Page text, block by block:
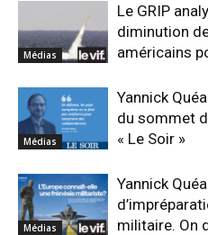
Médias
Le GRIP
diminution
américains
Médias
Yannick
du sommet
« Le Soir »
Médias
Yannick
militaire. On